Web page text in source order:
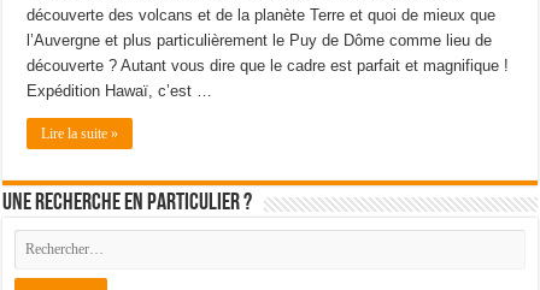
découverte des volcans et de la planète Terre et quoi de mieux que
l’Auvergne et plus particulièrement le Puy de Dôme comme lieu de
découverte ? Autant vous dire que le cadre est parfait et magnifique !
Expédition Hawaï, c’est …
Lire la suite »
Une recherche en particulier ?